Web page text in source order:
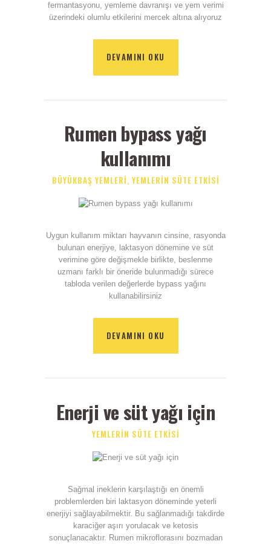
fermantasyonu, yemleme davranışı ve yem verimi
üzerindeki olumlu etkilerini mercek altına alıyoruz
DEVAMINI OKU
Rumen bypass yağı
kullanımı
BÜYÜKBAŞ YEMLERI, YEMLERIN SÜTE ETKISI
Uygun kullanım miktarı hayvanın cinsine, rasyonda
bulunan enerjiye, laktasyon dönemine ve süt
verimine göre değişmekle birlikte, beslenme
uzmanı farklı bir öneride bulunmadığı sürece
tabloda verilen değerlerde bypass yağını
kullanabilirsiniz
DEVAMINI OKU
Enerji ve süt yağı için
YEMLERIN SÜTE ETKISI
Sağmal ineklerin karşılaştığı en önemli
problemlerden biri laktasyon döneminde yeterli
enerjiyi sağlayabilmektir. Bu sağlanmadığı takdirde
karaciğer aşırı yorulacak ve ketosis
sonuçlanacaktır. Rumen mikroflorasını bozmadan